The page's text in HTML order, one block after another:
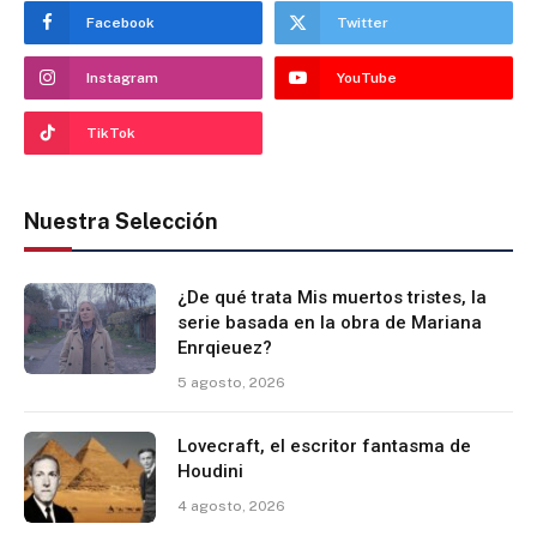
Facebook Twitter
Instagram YouTube
TikTok
Nuestra Selección
¿De qué trata Mis muertos tristes, la
serie basada en la obra de Mariana
Enrqieuez?
5 agosto, 2026
Lovecraft, el escritor fantasma de
Houdini
4 agosto, 2026